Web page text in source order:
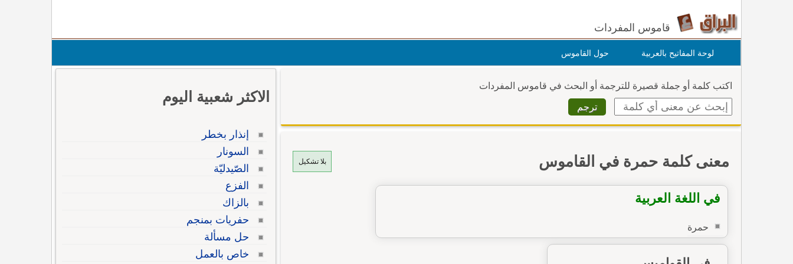
قاموس المفردات
لوحة المفاتيح بالعربية حول القاموس
اكتب كلمة أو جملة قصيرة للترجمة أو البحث في قاموس المفردات
بلا تشكيل معنى كلمة حمرة في القاموس
في اللغة العربية
حمرة
الاكثر شعبية اليوم
إنذار بخطر
السونار
الصّيدليّة
الفزع
بالزاك
حفريات بمنجم
حل مسألة
خاص بالعمل